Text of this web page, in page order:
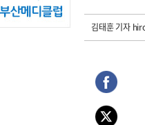
김태훈 기자